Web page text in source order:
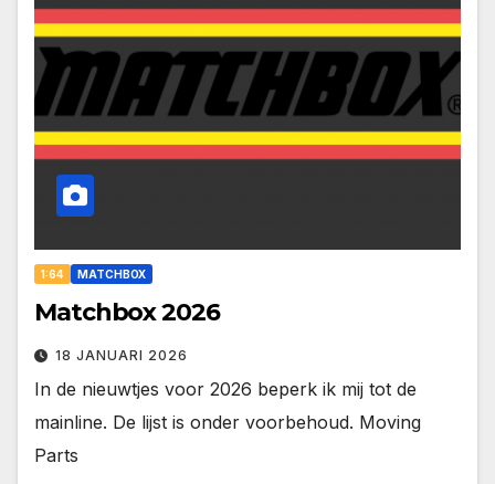
1:64 MATCHBOX
Matchbox 2026
18 JANUARI 2026
In de nieuwtjes voor 2026 beperk ik mij tot de
mainline. De lijst is onder voorbehoud. Moving
Parts